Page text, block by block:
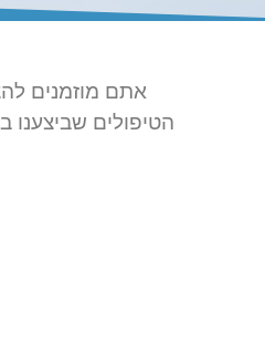
אתם מוזמנים
הטיפולים שביצענו